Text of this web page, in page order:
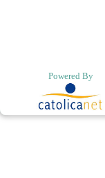
Powered By